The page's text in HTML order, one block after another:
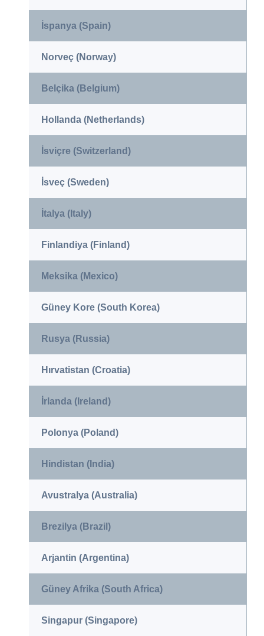
İspanya (Spain)
Norveç (Norway)
Belçika (Belgium)
Hollanda (Netherlands)
İsviçre (Switzerland)
İsveç (Sweden)
İtalya (Italy)
Finlandiya (Finland)
Meksika (Mexico)
Güney Kore (South Korea)
Rusya (Russia)
Hırvatistan (Croatia)
İrlanda (Ireland)
Polonya (Poland)
Hindistan (India)
Avustralya (Australia)
Brezilya (Brazil)
Arjantin (Argentina)
Güney Afrika (South Africa)
Singapur (Singapore)